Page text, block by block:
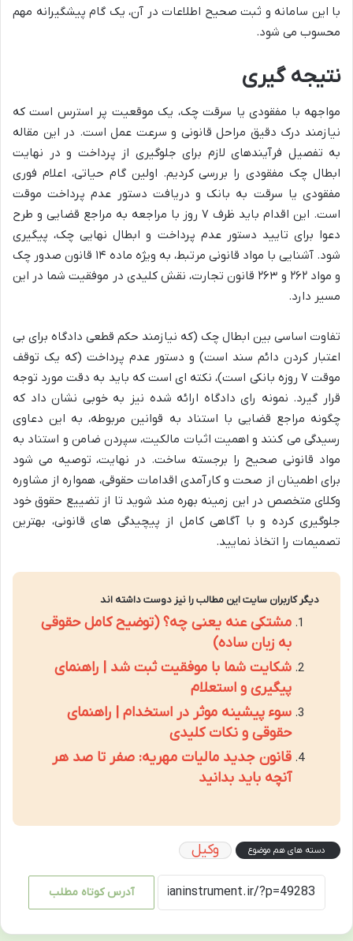
با این سامانه و ثبت صحیح اطلاعات در آن، یک گام پیشگیرانه مهم
محسوب می شود.
نتیجه گیری
مواجهه با مفقودی یا سرقت چک، یک موقعیت پر استرس است که
نیازمند درک دقیق مراحل قانونی و سرعت عمل است. در این مقاله
به تفصیل فرآیندهای لازم برای جلوگیری از پرداخت و در نهایت
ابطال چک مفقودی را بررسی کردیم. اولین گام حیاتی، اعلام فوری
مفقودی یا سرقت به بانک و دریافت دستور عدم پرداخت موقت
است. این اقدام باید ظرف ۷ روز با مراجعه به مراجع قضایی و طرح
دعوا برای تایید دستور عدم پرداخت و ابطال نهایی چک، پیگیری
شود. آشنایی با مواد قانونی مرتبط، به ویژه ماده ۱۴ قانون صدور چک
و مواد ۲۶۲ و ۲۶۳ قانون تجارت، نقش کلیدی در موفقیت شما در این
مسیر دارد.
تفاوت اساسی بین ابطال چک (که نیازمند حکم قطعی دادگاه برای بی
اعتبار کردن دائم سند است) و دستور عدم پرداخت (که یک توقف
موقت ۷ روزه بانکی است)، نکته ای است که باید به دقت مورد توجه
قرار گیرد. نمونه رای دادگاه ارائه شده نیز به خوبی نشان داد که
چگونه مراجع قضایی با استناد به قوانین مربوطه، به این دعاوی
رسیدگی می کنند و اهمیت اثبات مالکیت، سپردن ضامن و استناد به
مواد قانونی صحیح را برجسته ساخت. در نهایت، توصیه می شود
برای اطمینان از صحت و کارآمدی اقدامات حقوقی، همواره از مشاوره
وکلای متخصص در این زمینه بهره مند شوید تا از تضییع حقوق خود
جلوگیری کرده و با آگاهی کامل از پیچیدگی های قانونی، بهترین
تصمیمات را اتخاذ نمایید.
دیگر کاربران سایت این مطالب را نیز دوست داشته اند
مشتکی عنه یعنی چه؟ (توضیح کامل حقوقی
به زبان ساده)
شکایت شما با موفقیت ثبت شد | راهنمای
پیگیری و استعلام
سوء پیشینه موثر در استخدام | راهنمای
حقوقی و نکات کلیدی
قانون جدید مالیات مهریه: صفر تا صد هر
آنچه باید بدانید
دسته های هم موضوع وکیل
آدرس کوتاه مطلب